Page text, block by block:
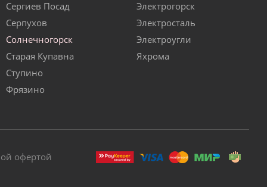
Сергиев Посад
Серпухов
Солнечногорск
Старая Купавна
Ступино
Фрязино
Электрогорск
Электросталь
Электроугли
Яхрома
офертой